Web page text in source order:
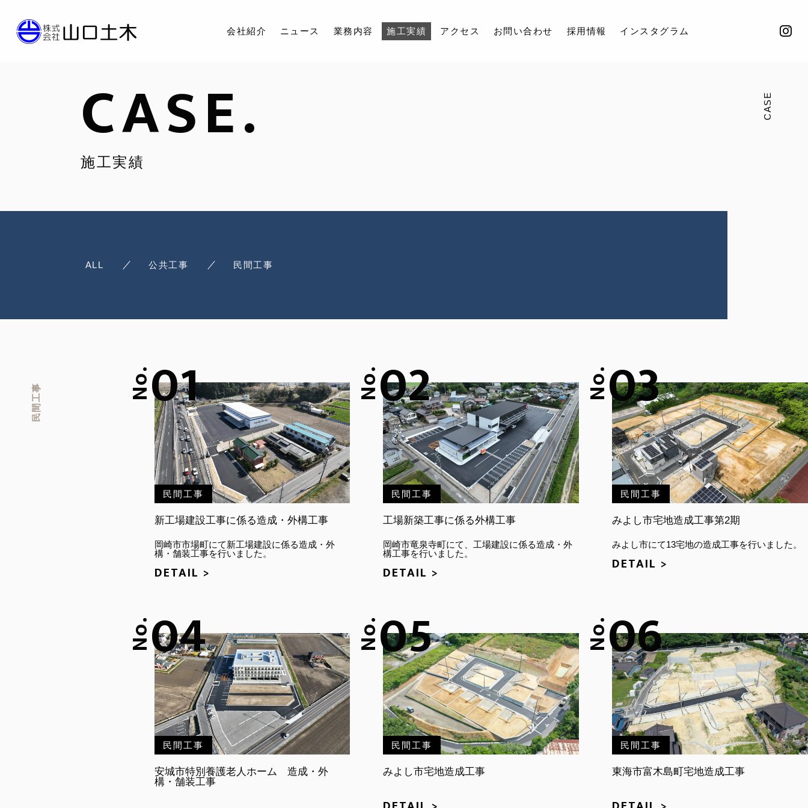
会社紹介 ニュース 業務内容 施工実績 アクセス お問い合わせ 採用情報 インスタグラム
CASE.
施工実績
CASE
ALL 公共工事 民間工事
民間工事 No.01
民間工事
新工場建設工事に係る造成・外構工事
岡崎市市場町にて新工場建設に係る造成・外
構・舗装工事を行いました。
DETAIL >
No.02
民間工事
工場新築工事に係る外構工事
岡崎市竜泉寺町にて、工場建設に係る造成・外
構工事を行いました。
DETAIL >
No.03
民間工事
みよし市宅地造成工事第2期
みよし市にて13宅地の造成工事を行いました。
DETAIL >
No.04
民間工事
安城市特別養護老人ホーム 造成・外
構・舗装工事
No.05
民間工事
みよし市宅地造成工事
No.06
民間工事
東海市富木島町宅地造成工事